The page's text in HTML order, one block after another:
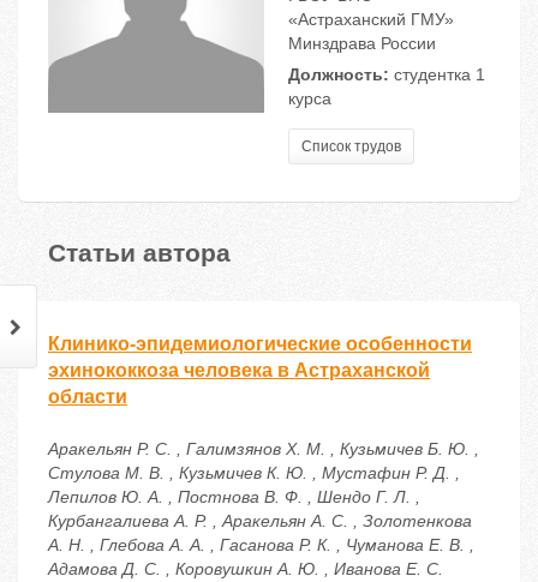
«Астраханский ГМУ»
Минздрава России
Должность: студентка 1
курса
Список трудов
Статьи автора
Клинико-эпидемиологические особенности
эхинококкоза человека в Астраханской
области
Аракельян Р. С. , Галимзянов Х. М. , Кузьмичев Б. Ю. ,
Стулова М. В. , Кузьмичев К. Ю. , Мустафин Р. Д. ,
Лепилов Ю. А. , Постнова В. Ф. , Шендо Г. Л. ,
Курбангалиева А. Р. , Аракельян А. С. , Золотенкова
А. Н. , Глебова А. А. , Гасанова Р. К. , Чуманова Е. В. ,
Адамова Д. С. , Коровушкин А. Ю. , Иванова Е. С.